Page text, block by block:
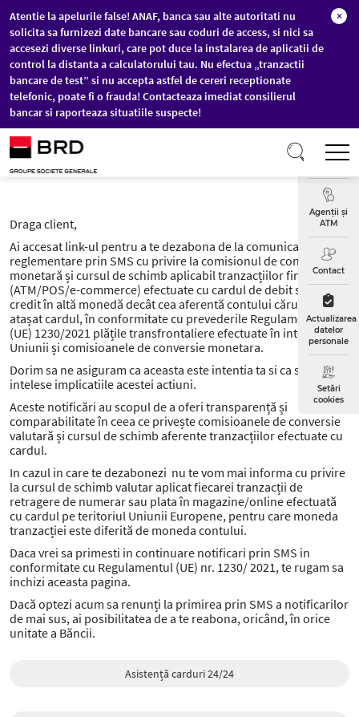
Sari la conținutul principal
Atentie la apelurile false! ANAF, banca sau alte autoritati nu
solicita sa furnizezi date bancare sau coduri de access, si nici sa
accesezi diverse linkuri, care pot duce la instalarea de aplicatii de
control la distanta a calculatorului tau. Nu efectua „tranzactii
bancare de test” si nu accepta astfel de cereri receptionate
telefonic, poate fi o frauda! Contacteaza imediat consilierul
bancar si raporteaza situatiile suspecte!
×
Curs
Agenții și
ATM
Contact
Actualizarea
datelor
personale
Setări
cookies
Draga client,
Ai accesat link-ul pentru a te dezabona de la comunicarile
reglementare prin SMS cu privire la comisionul de conversie
monetară și cursul de schimb aplicabil tranzacțiilor financiare
(ATM/POS/e-commerce) efectuate cu cardul de debit sau de
credit în altă monedă decât cea aferentă contului căruia îi este
atașat cardul, în conformitate cu prevederile Regulamentului
(UE) 1230/2021 plățile transfrontaliere efectuate în interiorul
Uniunii și comisioanele de conversie monetara.
Dorim sa ne asiguram ca aceasta este intentia ta si ca sunt
intelese implicatiile acestei actiuni.
Aceste notificări au scopul de a oferi transparență și
comparabilitate în ceea ce privește comisioanele de conversie
valutară și cursul de schimb aferente tranzacțiilor efectuate cu
cardul.
In cazul in care te dezabonezi nu te vom mai informa cu privire
la cursul de schimb valutar aplicat fiecarei tranzacții de
retragere de numerar sau plata în magazine/online efectuată
cu cardul pe teritoriul Uniunii Europene, pentru care moneda
tranzacției este diferită de moneda contului.
Daca vrei sa primesti in continuare notificari prin SMS in
conformitate cu Regulamentul (UE) nr. 1230/ 2021, te rugam sa
inchizi aceasta pagina.
Dacă optezi acum sa renunți la primirea prin SMS a notificarilor
de mai sus, ai posibilitatea de a te reabona, oricând, în orice
unitate a Băncii.
Asistență carduri 24/24